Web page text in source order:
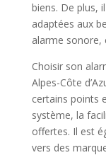
biens. De plus,
adaptées aux
alarme sonore,
Choisir son
Alpes-Côte
certains points
système, la
offertes. Il est
vers des